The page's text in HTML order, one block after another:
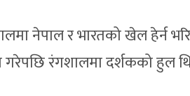
नेपाल र भारतको खेल हेर्न
गरेपछि रंगशालमा दर्शकको हुल